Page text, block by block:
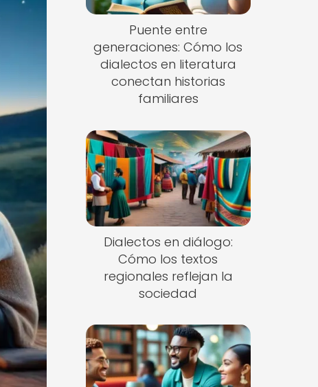
Puente entre
generaciones: Cómo los
dialectos en literatura
conectan historias
familiares
Dialectos en diálogo:
Cómo los textos
regionales reflejan la
sociedad